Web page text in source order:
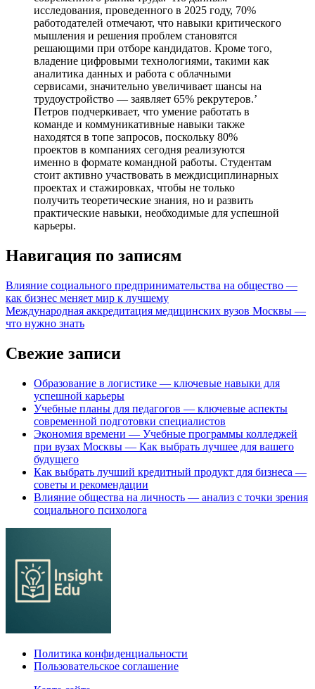
исследования, проведенного в 2025 году, 70%
работодателей отмечают, что навыки критического
мышления и решения проблем становятся
решающими при отборе кандидатов. Кроме того,
владение цифровыми технологиями, такими как
аналитика данных и работа с облачными
сервисами, значительно увеличивает шансы на
трудоустройство — заявляет 65% рекрутеров.’
Петров подчеркивает, что умение работать в
команде и коммуникативные навыки также
находятся в топе запросов, поскольку 80%
проектов в компаниях сегодня реализуются
именно в формате командной работы. Студентам
стоит активно участвовать в междисциплинарных
проектах и стажировках, чтобы не только
получить теоретические знания, но и развить
практические навыки, необходимые для успешной
карьеры.
Навигация по записям
Влияние социального предпринимательства на общество —
как бизнес меняет мир к лучшему
Международная аккредитация медицинских вузов Москвы —
что нужно знать
Свежие записи
Образование в логистике — ключевые навыки для
успешной карьеры
Учебные планы для педагогов — ключевые аспекты
современной подготовки специалистов
Экономия времени — Учебные программы колледжей
при вузах Москвы — Как выбрать лучшее для вашего
будущего
Как выбрать лучший кредитный продукт для бизнеса —
советы и рекомендации
Влияние общества на личность — анализ с точки зрения
социального психолога
Политика конфиденциальности
Пользовательское соглашение